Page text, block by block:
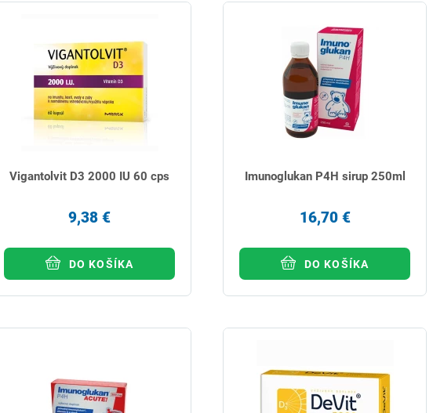
Vigantolvit D3 2000 IU 60 cps
9,38 €
DO KOŠÍKA
Imunoglukan P4H sirup 250ml
16,70 €
DO KOŠÍKA